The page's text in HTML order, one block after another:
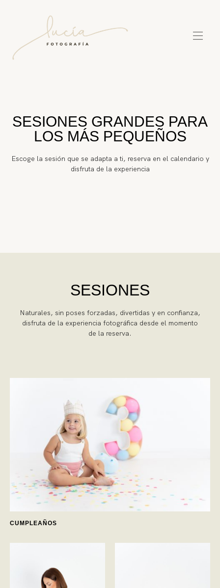
SESIONES GRANDES PARA
LOS MÁS PEQUEÑOS
Escoge la sesión que se adapta a ti, reserva en el calendario y
disfruta de la experiencia
SESIONES
Naturales, sin poses forzadas, divertidas y en confianza,
disfruta de la experiencia fotográfica desde el momento
de la reserva.
CUMPLEAÑOS